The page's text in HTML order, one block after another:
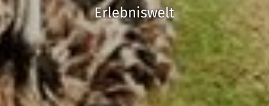
Erlebniswelt